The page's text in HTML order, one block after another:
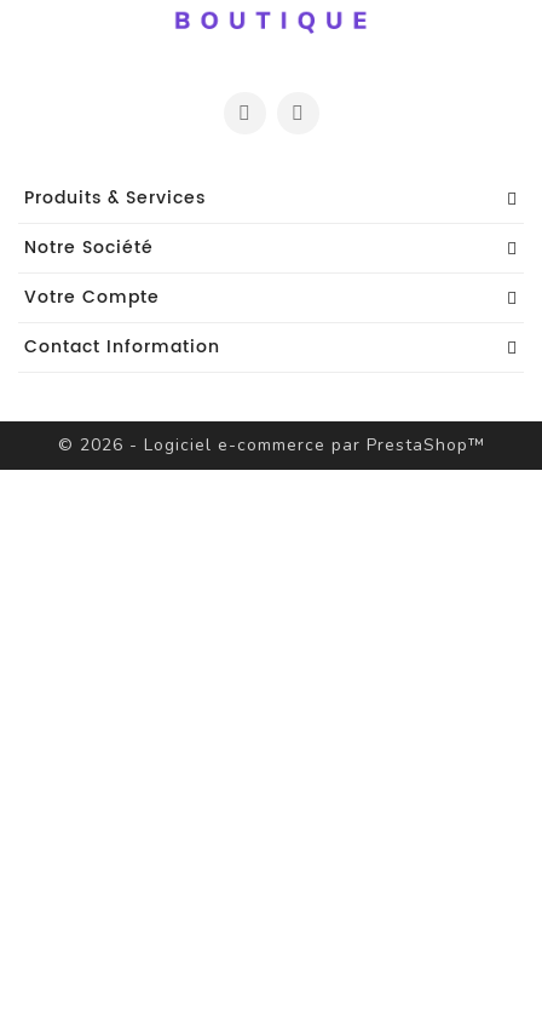
Produits & Services
Notre Société
Votre Compte
Contact Information
© 2026 - Logiciel e-commerce par PrestaShop™